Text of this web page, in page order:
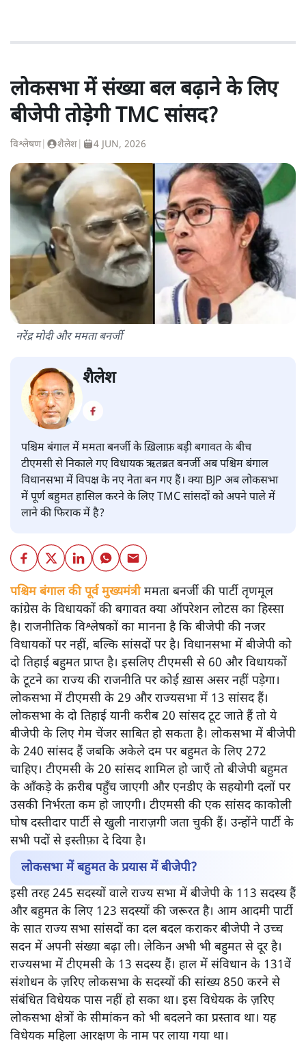
लोकसभा में संख्या बल बढ़ाने के लिए
बीजेपी तोड़ेगी TMC सांसद?
विश्लेषण| शैलेश 4 JUN, 2026
नरेंद्र मोदी और ममता बनर्जी
शैलेश
पश्चिम बंगाल में ममता बनर्जी के ख़िलाफ़ बड़ी बगावत के बीच
टीएमसी से निकाले गए विधायक ऋतब्रत बनर्जी अब पश्चिम बंगाल
विधानसभा में विपक्ष के नए नेता बन गए हैं। क्या BJP अब लोकसभा
में पूर्ण बहुमत हासिल करने के लिए TMC सांसदों को अपने पाले में
लाने की फिराक में है?
पश्चिम बंगाल की पूर्व मुख्यमंत्रीममता बनर्जी की पार्टी तृणमूल
कांग्रेस के विधायकों की बगावत क्या ऑपरेशन लोटस का हिस्सा
है। राजनीतिक विश्लेषकों का मानना है कि बीजेपी की नजर
विधायकों पर नहीं, बल्कि सांसदों पर है। विधानसभा में बीजेपी को
दो तिहाई बहुमत प्राप्त है। इसलिए टीएमसी से 60 और विधायकों
के टूटने का राज्य की राजनीति पर कोई ख़ास असर नहीं पड़ेगा।
लोकसभा में टीएमसी के 29 और राज्यसभा में 13 सांसद हैं।
लोकसभा के दो तिहाई यानी करीब 20 सांसद टूट जाते हैं तो ये
बीजेपी के लिए गेम चेंजर साबित हो सकता है। लोकसभा में बीजेपी
के 240 सांसद हैं जबकि अकेले दम पर बहुमत के लिए 272
चाहिए। टीएमसी के 20 सांसद शामिल हो जाएँ तो बीजेपी बहुमत
के आँकड़े के क़रीब पहुँच जाएगी और एनडीए के सहयोगी दलों पर
उसकी निर्भरता कम हो जाएगी। टीएमसी की एक सांसद काकोली
घोष दस्तीदार पार्टी से खुली नाराज़गी जता चुकी हैं। उन्होंने पार्टी के
सभी पदों से इस्तीफ़ा दे दिया है।
लोकसभा में बहुमत के प्रयास में बीजेपी?
इसी तरह 245 सदस्यों वाले राज्य सभा में बीजेपी के 113 सदस्य हैं
और बहुमत के लिए 123 सदस्यों की जरूरत है। आम आदमी पार्टी
के सात राज्य सभा सांसदों का दल बदल कराकर बीजेपी ने उच्च
सदन में अपनी संख्या बढ़ा ली। लेकिन अभी भी बहुमत से दूर है।
राज्यसभा में टीएमसी के 13 सदस्य हैं। हाल में संविधान के 131वें
संशोधन के ज़रिए लोकसभा के सदस्यों की सांख्य 850 करने से
संबंधित विधेयक पास नहीं हो सका था। इस विधेयक के ज़रिए
लोकसभा क्षेत्रों के सीमांकन को भी बदलने का प्रस्ताव था। यह
विधेयक महिला आरक्षण के नाम पर लाया गया था।